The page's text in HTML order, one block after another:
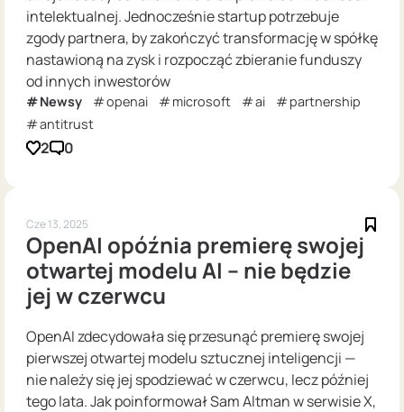
intelektualnej. Jednocześnie startup potrzebuje
zgody partnera, by zakończyć transformację w spółkę
nastawioną na zysk i rozpocząć zbieranie funduszy
od innych inwestorów
Newsy openai microsoft ai
partnership
antitrust
2 0
Cze 13, 2025
OpenAI opóźnia premierę swojej
otwartej modelu AI – nie będzie
jej w czerwcu
OpenAI zdecydowała się przesunąć premierę swojej
pierwszej otwartej modelu sztucznej inteligencji —
nie należy się jej spodziewać w czerwcu, lecz później
tego lata. Jak poinformował Sam Altman w serwisie X,